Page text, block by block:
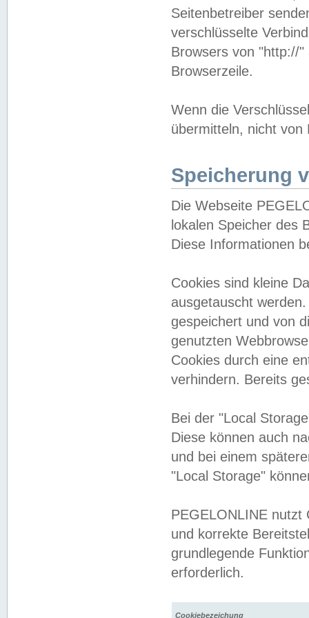
Seitenbetreiber
verschlüsselte
Browsers von "http://
Browserzeile.
Wenn die
übermitteln, nicht von
Speicherung
Die Webseite
lokalen Speicher des
Diese Informationen
Cookies sind kleine
ausgetauscht
gespeichert und von
genutzten
Cookies durch eine
verhindern. Bereits
Bei der "Local
Diese können auch
und bei einem
"Local Storage"
PEGELONLINE nutzt
und korrekte
grundlegende
erforderlich.
Cookiebezeichung